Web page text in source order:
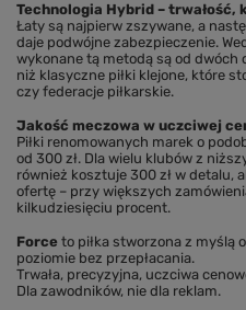
Technologia Hybrid – trwałość,
Łaty są najpierw zszywane, a
daje podwójne zabezpieczenie.
wykonane tą metodą są od
niż klasyczne piłki klejone, które
czy federacje piłkarskie.
Jakość meczowa w uczciwej
Piłki renomowanych marek o
od 300 zł. Dla wielu klubów z
również kosztuje 300 zł w detalu,
ofertę – przy większych
kilkudziesięciu procent.
Force to piłka stworzona z myślą
poziomie bez przepłacania.
Trwała, precyzyjna, uczciwa
Dla zawodników, nie dla reklam.